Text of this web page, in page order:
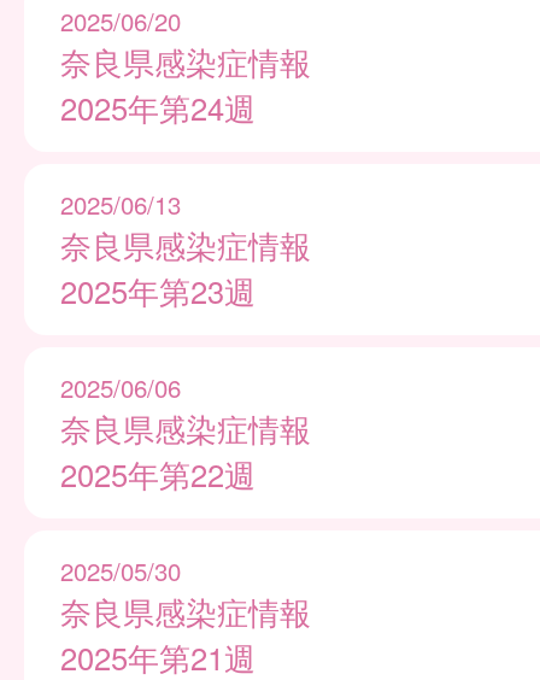
2025/06/20
奈良県感染症情報
2025年第24週
2025/06/13
奈良県感染症情報
2025年第23週
2025/06/06
奈良県感染症情報
2025年第22週
2025/05/30
奈良県感染症情報
2025年第21週